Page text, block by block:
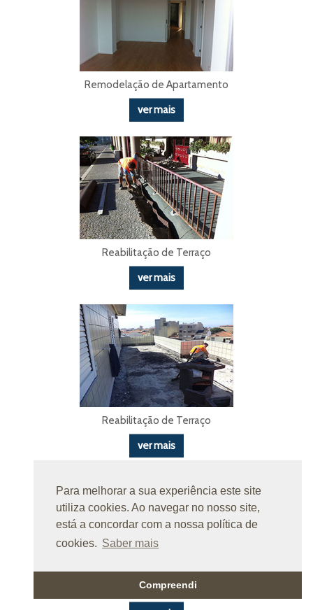
Para melhorar a sua experiência este site
utiliza cookies. Ao navegar no nosso site,
está a concordar com a nossa política de
cookies. Saber mais
Compreendi
Remodelação de Apartamento
ver mais
Reabilitação de Terraço
ver mais
Reabilitação de Terraço
ver mais
Reabilitação de Terraço